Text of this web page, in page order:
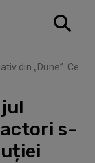
din „Dune”. Ce
actori s-